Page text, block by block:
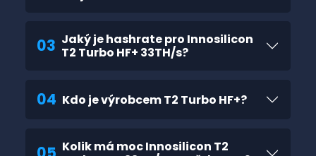
03 Jaký je hashrate pro Innosilicon
T2 Turbo HF+ 33TH/s?
04 Kdo je výrobcem T2 Turbo HF+?
Kolik má moc Innosilicon T2